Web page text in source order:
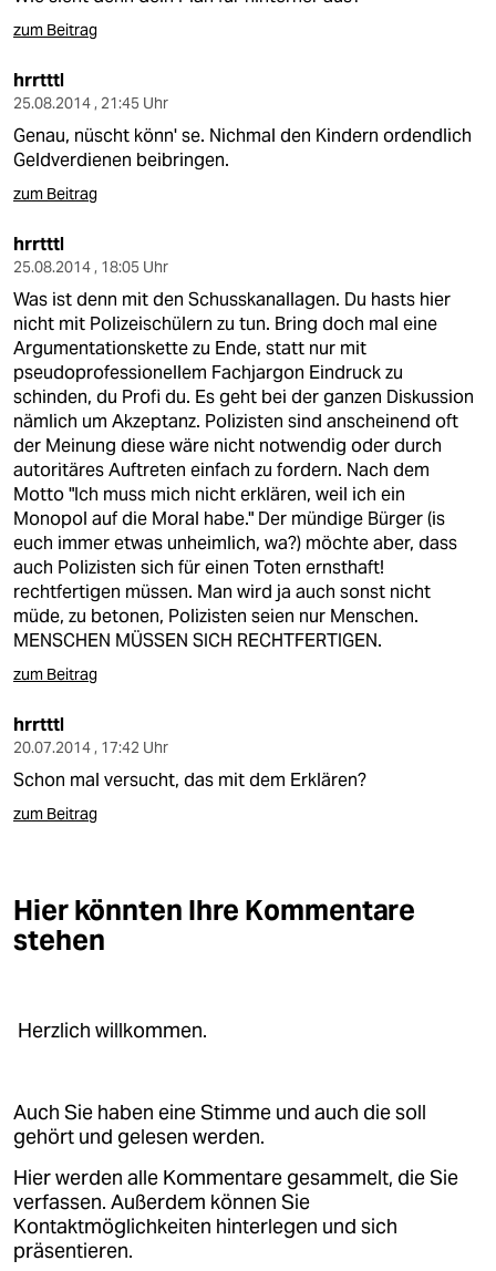
zum Beitrag
hrrtttl
25.08.2014 , 21:45 Uhr
Genau, nüscht könn' se. Nichmal den Kindern ordendlich
Geldverdienen beibringen.
zum Beitrag
hrrtttl
25.08.2014 , 18:05 Uhr
Was ist denn mit den Schusskanallagen. Du hasts hier
nicht mit Polizeischülern zu tun. Bring doch mal eine
Argumentationskette zu Ende, statt nur mit
pseudoprofessionellem Fachjargon Eindruck zu
schinden, du Profi du. Es geht bei der ganzen Diskussion
nämlich um Akzeptanz. Polizisten sind anscheinend oft
der Meinung diese wäre nicht notwendig oder durch
autoritäres Auftreten einfach zu fordern. Nach dem
Motto "Ich muss mich nicht erklären, weil ich ein
Monopol auf die Moral habe." Der mündige Bürger (is
euch immer etwas unheimlich, wa?) möchte aber, dass
auch Polizisten sich für einen Toten ernsthaft!
rechtfertigen müssen. Man wird ja auch sonst nicht
müde, zu betonen, Polizisten seien nur Menschen.
MENSCHEN MÜSSEN SICH RECHTFERTIGEN.
zum Beitrag
hrrtttl
20.07.2014 , 17:42 Uhr
Schon mal versucht, das mit dem Erklären?
zum Beitrag
Hier könnten Ihre Kommentare
stehen
Herzlich willkommen.
Auch Sie haben eine Stimme und auch die soll
gehört und gelesen werden.
Hier werden alle Kommentare gesammelt, die Sie
verfassen. Außerdem können Sie
Kontaktmöglichkeiten hinterlegen und sich
präsentieren.